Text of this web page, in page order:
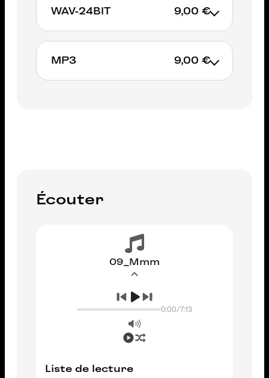
AJOUTER AU PANIER
WAV-24BIT 9,00 €
AJOUTER AU PANIER
MP3 9,00 €
Écouter
09_Mmm
0:00/7:13
Liste de lecture